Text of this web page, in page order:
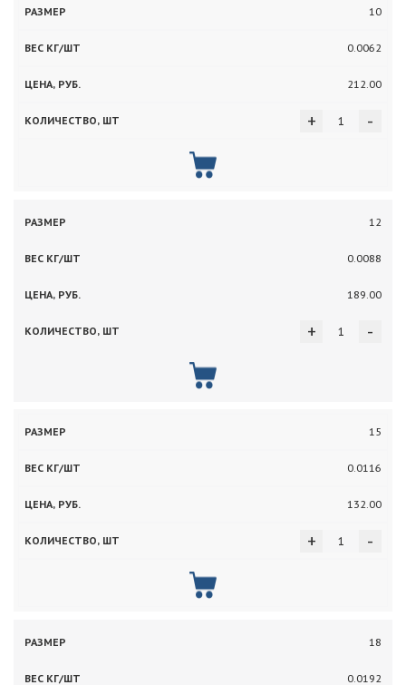
10
0.0062
212.00
-
+
12
0.0088
189.00
-
+
15
0.0116
132.00
-
+
18
0.0192